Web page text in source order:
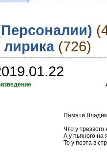
(726)
Памяти
Что у трезвого
А у пьяного на
То у поэта в